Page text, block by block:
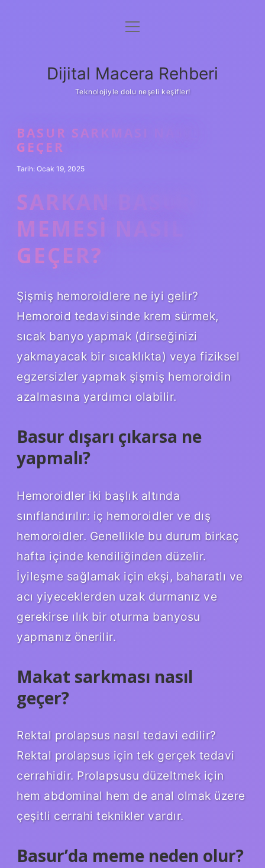
Anasayfa
Yasal Uyarı
menüyü
Dijital Macera Rehberi
Teknolojiyle dolu neşeli keşifler!
BASUR SARKMASI NASIL
GEÇER
Tarih: Ocak 19, 2025
SARKAN BASUR
MEMESI NASIL
GEÇER?
Şişmiş hemoroidlere ne iyi gelir?
Hemoroid tedavisinde krem ​​sürmek,
sıcak banyo yapmak (dirseğinizi
yakmayacak bir sıcaklıkta) veya fiziksel
egzersizler yapmak şişmiş hemoroidin
azalmasına yardımcı olabilir.
Basur dışarı çıkarsa ne
yapmalı?
Hemoroidler iki başlık altında
sınıflandırılır: iç hemoroidler ve dış
hemoroidler. Genellikle bu durum birkaç
hafta içinde kendiliğinden düzelir.
İyileşme sağlamak için ekşi, baharatlı ve
acı yiyeceklerden uzak durmanız ve
gerekirse ılık bir oturma banyosu
yapmanız önerilir.
Makat sarkması nasıl
geçer?
Rektal prolapsus nasıl tedavi edilir?
Rektal prolapsus için tek gerçek tedavi
cerrahidir. Prolapsusu düzeltmek için
hem abdominal hem de anal olmak üzere
çeşitli cerrahi teknikler vardır.
Basur’da meme neden olur?